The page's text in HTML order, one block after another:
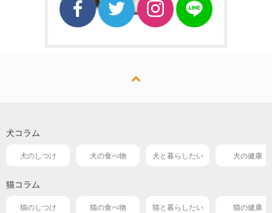
犬コラム
犬のしつけ 犬の食べ物 犬と暮らしたい 犬の健康
猫コラム
猫のしつけ 猫の食べ物 猫と暮らしたい 猫の健康